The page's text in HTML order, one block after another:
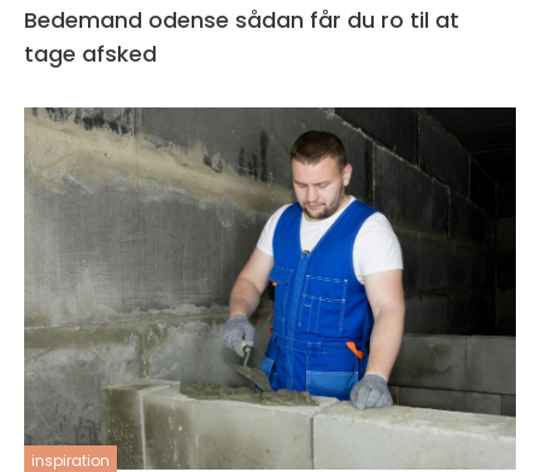
Bedemand odense sådan får du ro til at
tage afsked
inspiration